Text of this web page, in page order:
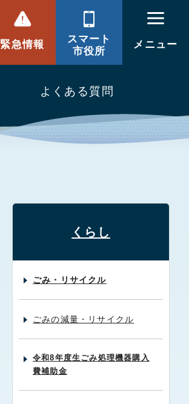
緊急情報
スマート
市役所
メニュー
よくある質問
くらし
ごみ・リサイクル
ごみの減量・リサイクル
令和8年度生ごみ処理機器購入
費補助金